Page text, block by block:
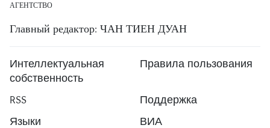
АГЕНТСТВО
Главный редактор: ЧАН ТИЕН ДУАН
Интеллектуальная
собственность
Правила пользования
RSS
Поддержка
Языки
ВИА